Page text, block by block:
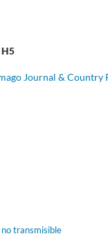
transmisible